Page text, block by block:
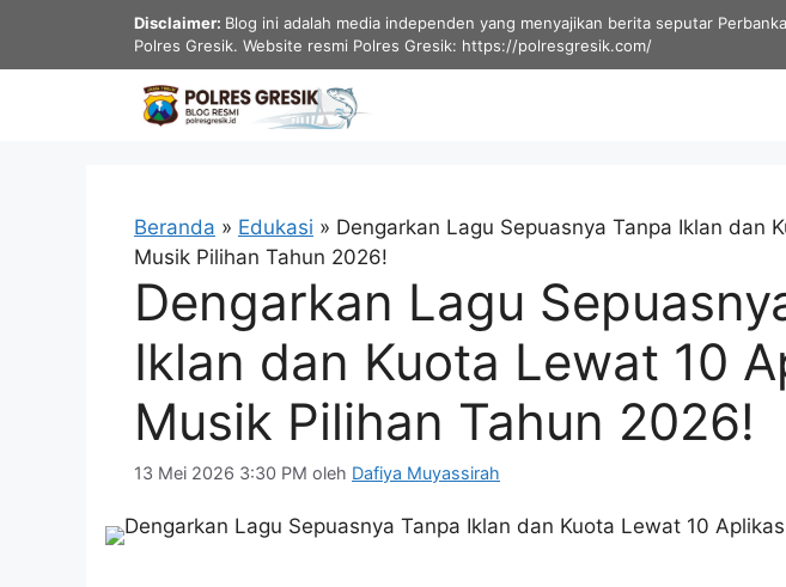
isi
Disclaimer: Blog ini adalah media independen yang menyajikan berita seputar
Polres Gresik. Website resmi Polres Gresik: https://polresgresik.com/
Beranda » Edukasi » Dengarkan Lagu Sepuasnya Tanpa Iklan dan
Musik Pilihan Tahun 2026!
Dengarkan Lagu
Iklan dan Kuota Lewat 10
Musik Pilihan Tahun 2026!
13 Mei 2026 3:30 PM oleh Dafiya Muyassirah